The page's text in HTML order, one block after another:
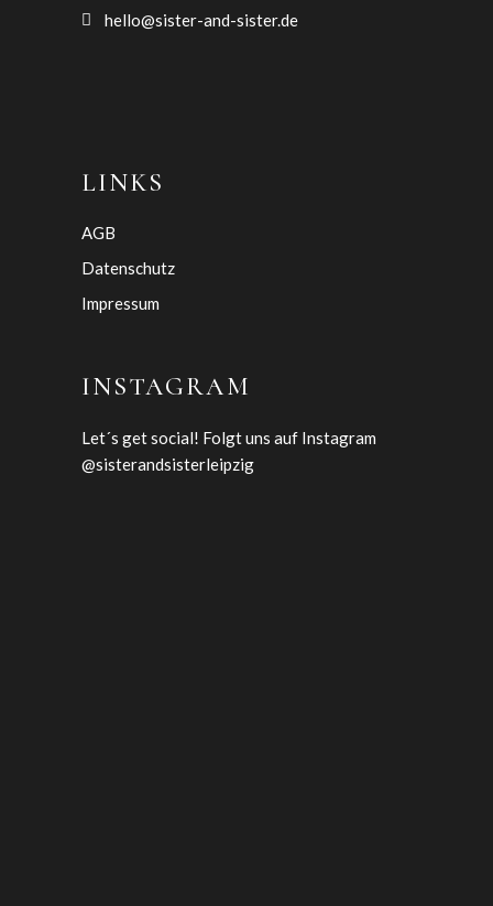
hello@sister-and-sister.de
LINKS
AGB
Datenschutz
Impressum
INSTAGRAM
Let´s get social! Folgt uns auf Instagram
@sisterandsisterleipzig